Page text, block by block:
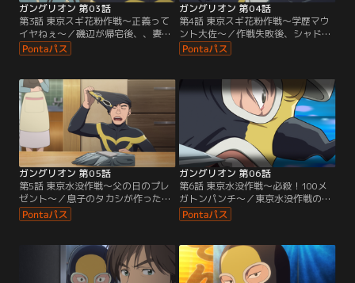
ガングリオン 第03話
第3話 東京スギ花粉作戦～正義って
イヤねぇ～／磯辺が帰宅後、、妻の
節子に迎えられながらも不機嫌。テ
レビで東京スギ花粉作戦の映像を見
ガングリオン 第04話
第4話 東京スギ花粉作戦～学歴マウ
ント大佐～／作戦失敗後、シャドー
大佐から理不尽な叱責を受けた磯
辺。現場では冷静に対応したが、そ
ガングリオン 第05話
第5話 東京水没作戦～父の日のプレ
ゼント～／息子のタカシが作った
100メガトンパンチグローブを受け
取った磯辺。翌日の東京水没作戦で
ガングリオン 第06話
第6話 東京水没作戦～必殺！100メ
ガトンパンチ～／東京水没作戦の現
場で、磯辺は息子の作った100メガ
トンパンチグローブを装着してホー
へんで！」